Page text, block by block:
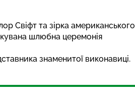
Свіфт та зірка американського
шлюбна церемонія
знаменитої виконавиці.